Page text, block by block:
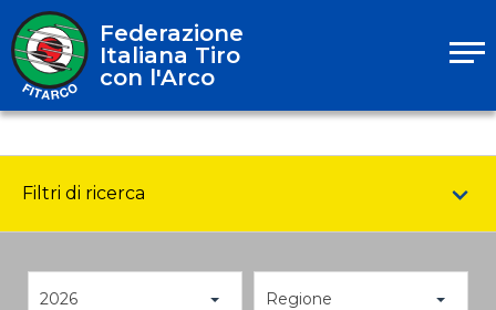
Federazione
Italiana Tiro
con l'Arco
Filtri di ricerca
2026 Regione